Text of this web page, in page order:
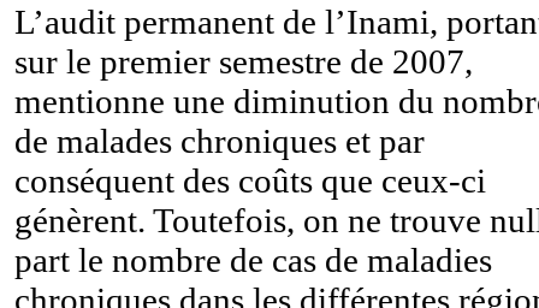
L’audit permanent de l’Inami,
sur le premier semestre de 2007,
mentionne une diminution du
de malades chroniques et par
conséquent des coûts que ceux-ci
génèrent. Toutefois, on ne trouve
part le nombre de cas de maladies
chroniques dans les différentes